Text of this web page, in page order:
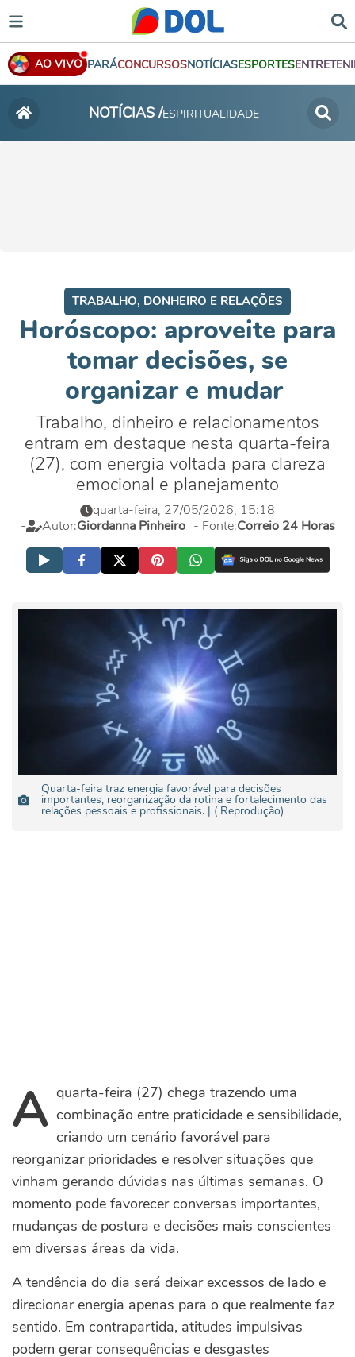
AO VIVO PARÁCONCURSOSNOTÍCIASESPORTES
NOTÍCIAS /ESPIRITUALIDADE
TRABALHO, DONHEIRO E RELAÇÕES
Horóscopo: aproveite para
tomar decisões, se
organizar e mudar
Trabalho, dinheiro e relacionamentos
entram em destaque nesta quarta-feira
(27), com energia voltada para clareza
emocional e planejamento
quarta-feira, 27/05/2026, 15:18
-
Autor:Giordanna Pinheiro - Fonte:Correio 24 Horas
Quarta-feira traz energia favorável para decisões
importantes, reorganização da rotina e fortalecimento das
relações pessoais e profissionais. | ( Reprodução)
Aquarta-feira (27) chega trazendo uma
combinação entre praticidade e sensibilidade,
criando um cenário favorável para
reorganizar prioridades e resolver situações que
vinham gerando dúvidas nas últimas semanas. O
momento pode favorecer conversas importantes,
mudanças de postura e decisões mais conscientes
em diversas áreas da vida.
A tendência do dia será deixar excessos de lado e
direcionar energia apenas para o que realmente faz
sentido. Em contrapartida, atitudes impulsivas
podem gerar consequências e desgastes